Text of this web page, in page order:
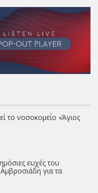
το νοσοκομείο «Άγιος
ευχές του
για τα